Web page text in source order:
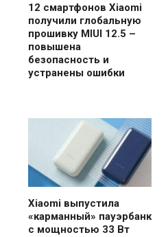
12 смартфонов Xiaomi
получили глобальную
прошивку MIUI 12.5 –
повышена
безопасность и
устранены ошибки
Xiaomi выпустила
«карманный» пауэрбанк
с мощностью 33 Вт